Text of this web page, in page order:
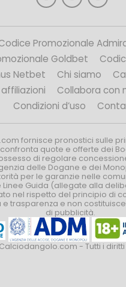
Promozionale
Goldbet
Netbet
Chi siamo
Collabora con
Condizioni d’uso
fornisce pronostici sulle
quote e offerte dei
di regolare
delle Dogane e dei
per le garanzie nelle
Guida (allegate alla
nel rispetto del principio di
e trasparenza e non
di pubblicità.
- Tutti i